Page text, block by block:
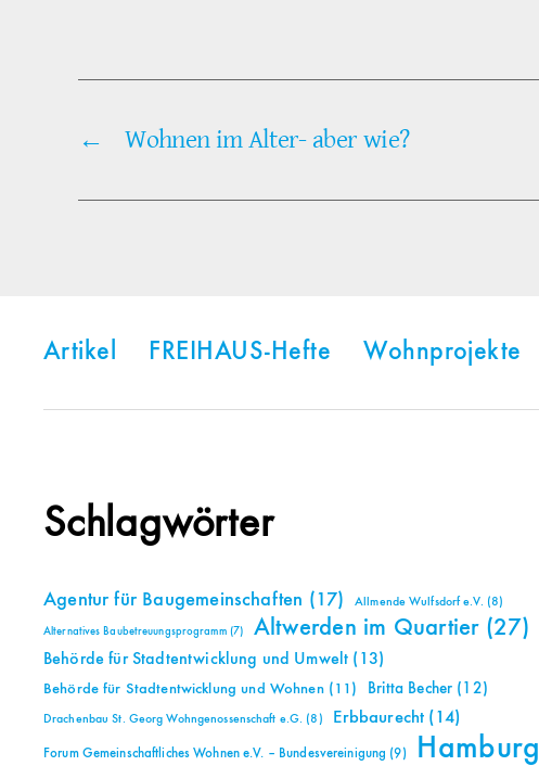
← Wohnen im Alter- aber wie?
Artikel FREIHAUS-Hefte Wohnprojekte
Schlagwörter
Agentur für Baugemeinschaften (17) Allmende Wulfsdorf e.V. (8)
Alternatives Baubetreuungsprogramm(7) Altwerden im Quartier(27)
Behörde für Stadtentwicklung und Umwelt (13)
Behörde für Stadtentwicklung und Wohnen(11) Britta Becher (12)
Drachenbau St. Georg Wohngenossenschaft e.G. (8) Erbbaurecht (14)
Forum Gemeinschaftliches Wohnen e.V. – Bundesvereinigung (9) Hamburg